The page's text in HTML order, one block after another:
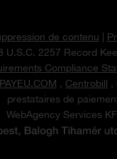
de contenu
U.S.C. 2257 Record
Compliance
, Centrobill ,
prestataires de
WebAgency Services